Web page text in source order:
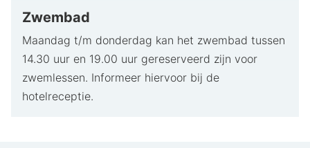
Zwembad
Maandag t/m donderdag kan het zwembad tussen
14.30 uur en 19.00 uur gereserveerd zijn voor
zwemlessen. Informeer hiervoor bij de
hotelreceptie.